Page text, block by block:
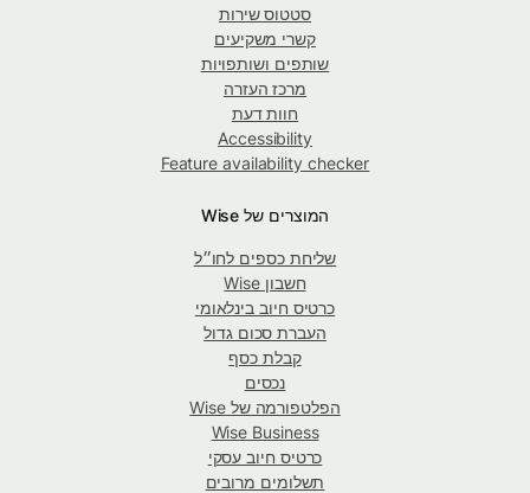
סטטוס שירות
קשרי משקיעים
שותפים ושותפויות
מרכז העזרה
חוות דעת
Accessibility
Feature availability checker
המוצרים של Wise
שליחת כספים לחו״ל
חשבון Wise
כרטיס חיוב בינלאומי
העברת סכום גדול
קבלת כסף
נכסים
הפלטפורמה של Wise
Wise Business
כרטיס חיוב עסקי
תשלומים מרובים